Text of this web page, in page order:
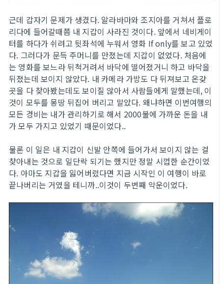
근데 갑자기 문제가 생겼다. 알라바마와 조지아를 거쳐서 플로
리다에 들어갈때쯤 내 지갑이 사라진 것이다. 앞에서 네비게이
터를 하다가 쉬려고 뒷좌석에 누워서 영화 If only를 보고 있었
다. 그러다가 문득 주머니를 만졌는데 지갑이 없었다. 처음에
는 영화를 보느라 뒤척거려서 바닥에 떨어졌거니 하고 바닥을
뒤졌는데 보이지 않았다. 내 카메라 가방도 다 뒤져보고 온갖
곳을 다 찾아봤는데도 보이질 않아서 사람들에게 말했는데, 이
것이 모두를 몽땅 뒤집어 버리고 말았다. 왜냐하면 이번여행의
모든 경비는 내가 관리하기로 해서 2000불에 가까운 돈을 내
가 모두 가지고 있었기 때문이었다..
물론 이 일은 내 지갑이 신발 안쪽에 들어가서 보이지 않는 걸
찾아내는 것으로 일단락 되기는 했지만 정말 시껍한 순간이었
다. 아마도 지갑을 잃어버렸다면 지금 시작인 이 여행이 바로
끝나버리는 거였을 테니까..이것이 두번째 악운이었다.